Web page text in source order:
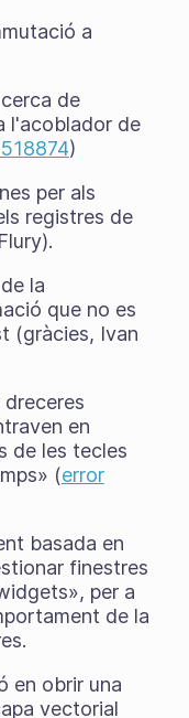
a
de
l'acoblador de
)
per als
registres de
la
que no es
(gràcies, Ivan
en
de les tecles
(error
basada en
finestres
per a
de la
en obrir una
vectorial